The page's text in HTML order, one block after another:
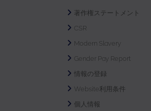
著作権ステートメント
CSR
Modern Slavery
Gender Pay Report
情報の登録
Website利用条件
個人情報